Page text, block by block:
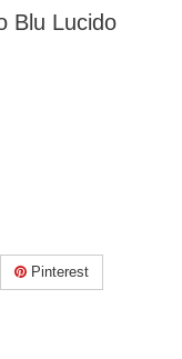
Blu Lucido
Pinterest